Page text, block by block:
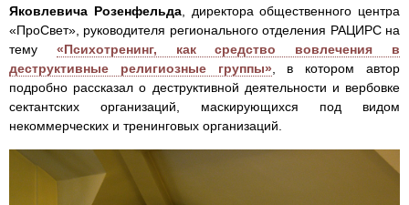
Яковлевича Розенфельда, директора общественного центра
«ПроСвет», руководителя регионального отделения РАЦИРС на
тему «Психотренинг, как средство вовлечения в
деструктивные религиозные группы» , в котором автор
подробно рассказал о деструктивной деятельности и вербовке
сектантских организаций, маскирующихся под видом
некоммерческих и тренинговых организаций.